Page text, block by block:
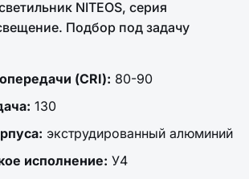
NITEOS, серия
Подбор под задачу
(CRI): 80-90
130
экструдированный алюминий
исполнение: У4